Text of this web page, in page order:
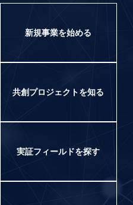
新規事業を始める
共創プロジェクトを知る​
実証フィールドを探す